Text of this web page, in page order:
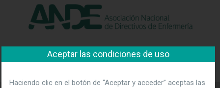
"Ver política"
Asociación Nacional de
Aceptar las condiciones de uso
Haciendo clic en el botón de “Aceptar y acceder” aceptas las